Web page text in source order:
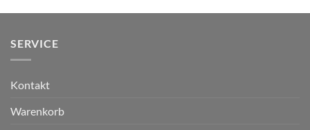
SERVICE
Kontakt
Warenkorb